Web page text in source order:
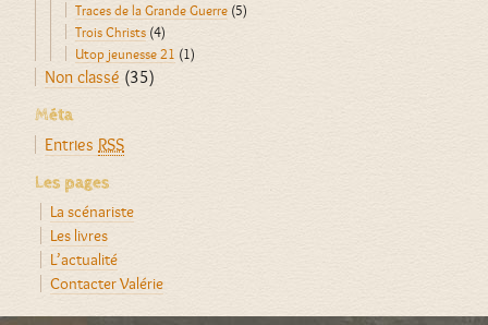
Traces de la Grande Guerre (5)
Trois Christs (4)
Utop jeunesse 21 (1)
Non classé (35)
Méta
Entries RSS
Les pages
La scénariste
Les livres
L’actualité
Contacter Valérie